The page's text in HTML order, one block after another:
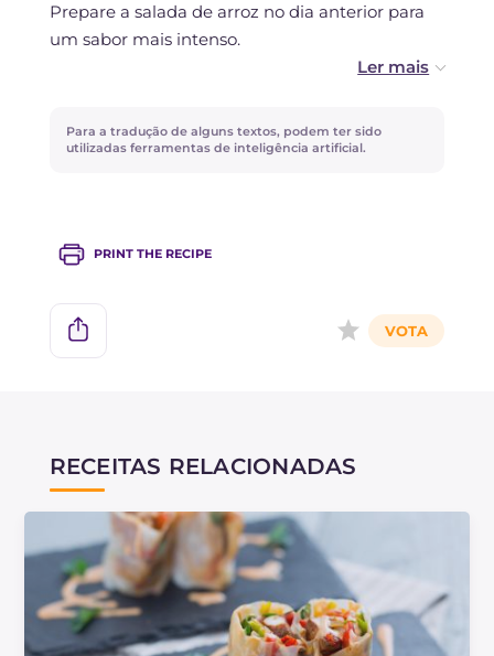
Prepare a salada de arroz no dia anterior para
um sabor mais intenso.
acentuar ainda mais a inspiração mexicana
desta receita! Como alternativa, você pode usar
Para a tradução de alguns textos, podem ter sido
utilizadas ferramentas de inteligência artificial.
PRINT THE RECIPE
RECEITAS RELACIONADAS